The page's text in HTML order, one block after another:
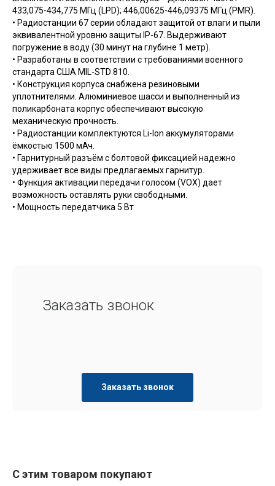
433,075-434,775 МГц (LPD); 446,00625-446,09375 МГц (PMR).
• Радиостанции 67 серии обладают защитой от влаги и пыли
эквивалентной уровню защиты IP-67. Выдерживают
погружение в воду (30 минут на глубине 1 метр).
• Разработаны в соответствии с требованиями военного
стандарта США MIL-STD 810.
• Конструкция корпуса снабжена резиновыми
уплотнителями. Алюминиевое шасси и выполненный из
поликарбоната корпус обеспечивают высокую
механическую прочность.
• Радиостанции комплектуются Li-Ion аккумуляторами
ёмкостью 1500 мАч.
• Гарнитурный разъём с болтовой фиксацией надежно
удерживает все виды предлагаемых гарнитур.
• Функция активации передачи голосом (VOX) дает
возможность оставлять руки свободными.
• Мощность передатчика 5 Вт
Заказать звонок
Заказать звонок
С этим товаром покупают